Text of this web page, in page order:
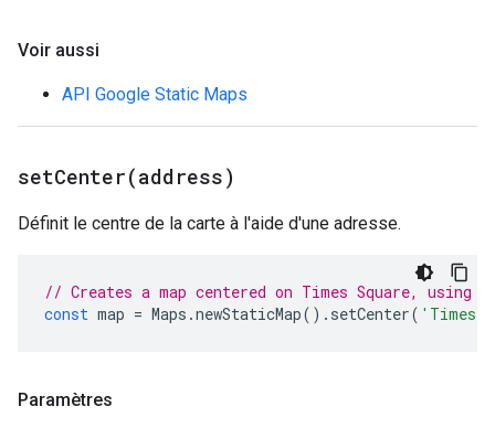
Voir aussi
API Google Static Maps
setCenter(address)
Définit le centre de la carte à l'aide d'une adresse.
// Creates a map centered on Times Square, using
const map = Maps .newStaticMap(). setCenter( 'Times
Paramètres